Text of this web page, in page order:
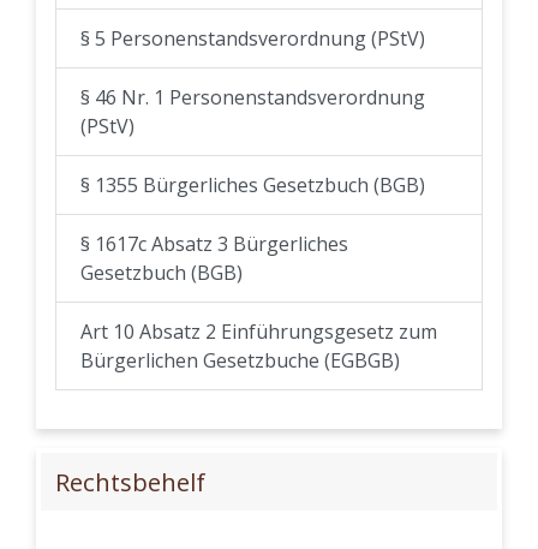
§ 5 Personenstandsverordnung (PStV)
§ 46 Nr. 1 Personenstandsverordnung
(PStV)
§ 1355 Bürgerliches Gesetzbuch (BGB)
§ 1617c Absatz 3 Bürgerliches
Gesetzbuch (BGB)
Art 10 Absatz 2 Einführungsgesetz zum
Bürgerlichen Gesetzbuche (EGBGB)
Rechtsbehelf